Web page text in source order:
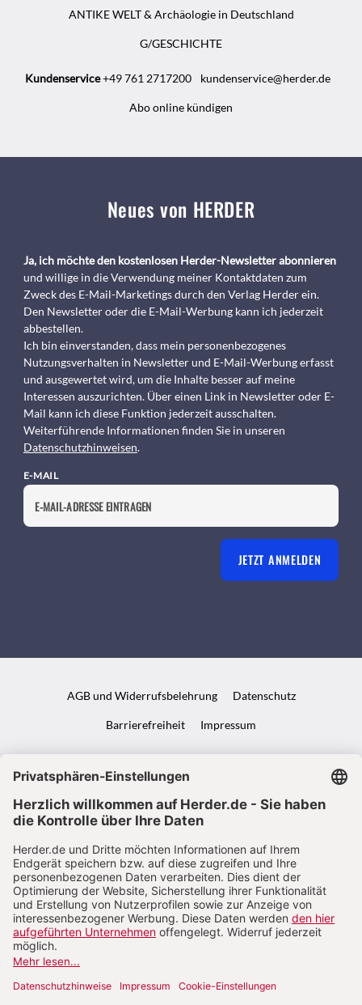
ANTIKE WELT & Archäologie in Deutschland
G/GESCHICHTE
Kundenservice+49 761 2717200 kundenservice@herder.de
Abo online kündigen
Neues von HERDER
Ja, ich möchte den kostenlosen Herder-Newsletter abonnieren
und willige in die Verwendung meiner Kontaktdaten zum
Zweck des E-Mail-Marketings durch den Verlag Herder ein.
Den Newsletter oder die E-Mail-Werbung kann ich jederzeit
abbestellen.
Ich bin einverstanden, dass mein personenbezogenes
Nutzungsverhalten in Newsletter und E-Mail-Werbung erfasst
und ausgewertet wird, um die Inhalte besser auf meine
Interessen auszurichten. Über einen Link in Newsletter oder E-
Mail kann ich diese Funktion jederzeit ausschalten.
Weiterführende Informationen finden Sie in unseren
Datenschutzhinweisen.
E-MAIL
JETZT ANMELDEN
AGB und Widerrufsbelehrung Datenschutz
Barrierefreiheit Impressum
VERTRAG WIDERRUFEN